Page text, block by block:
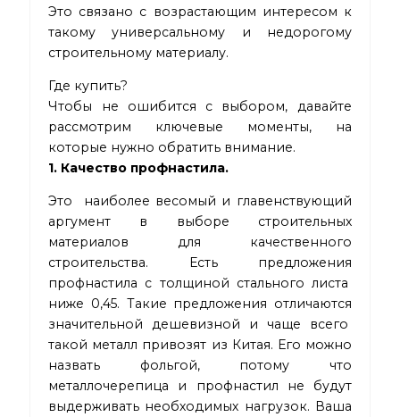
Это связано с возрастающим интересом к
такому универсальному и недорогому
строительному материалу.
Где купить?
Чтобы не ошибится с выбором, давайте
рассмотрим ключевые моменты, на
которые нужно обратить внимание.
1. Качество профнастила.
Это наиболее весомый и главенствующий
аргумент в выборе строительных
материалов для качественного
строительства. Есть предложения
профнастила с толщиной стального листа
ниже 0,45. Такие предложения отличаются
значительной дешевизной и чаще всего
такой металл привозят из Китая. Его можно
назвать фольгой, потому что
металлочерепица и профнастил не будут
выдерживать необходимых нагрузок. Ваша